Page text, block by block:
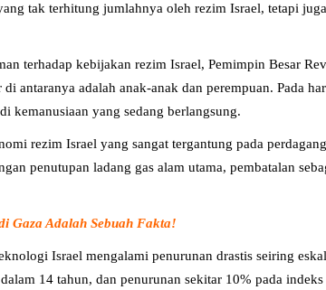
tak terhitung jumlahnya oleh rezim Israel, tetapi
terhadap kebijakan rezim Israel, Pemimpin Besar
antaranya adalah anak-anak dan perempuan. Pada
kemanusiaan yang sedang berlangsung.
rezim Israel yang sangat tergantung pada
penutupan ladang gas alam utama, pembatalan
Gaza Adalah Sebuah Fakta!
Israel mengalami penurunan drastis seiring
14 tahun, dan penurunan sekitar 10% pada indeks